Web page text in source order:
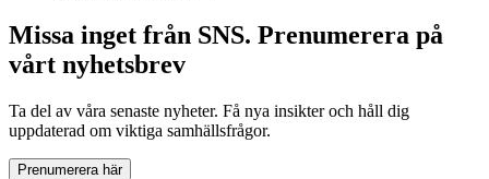
Missa inget från SNS. Prenumerera på
vårt nyhetsbrev
Ta del av våra senaste nyheter. Få nya insikter och håll dig
uppdaterad om viktiga samhällsfrågor.
Prenumerera här